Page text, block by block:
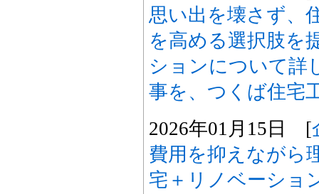
思い出を壊さず、
を高める選択肢を
ションについて詳
事を、つくば住宅
2026年01月15日 [
費用を抑えながら
宅＋リノベーショ